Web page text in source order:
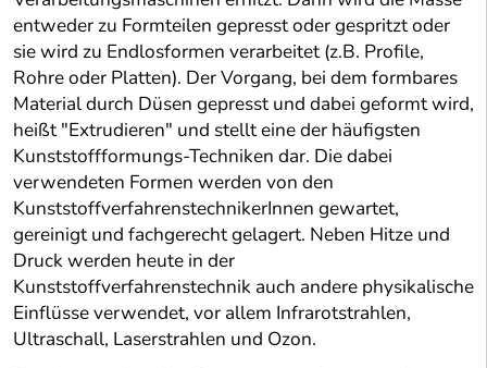
entweder zu Formteilen gepresst oder gespritzt oder
sie wird zu Endlosformen verarbeitet (z.B. Profile,
Rohre oder Platten). Der Vorgang, bei dem formbares
Material durch Düsen gepresst und dabei geformt wird,
heißt "Extrudieren" und stellt eine der häufigsten
Kunststoffformungs-Techniken dar. Die dabei
verwendeten Formen werden von den
KunststoffverfahrenstechnikerInnen gewartet,
gereinigt und fachgerecht gelagert. Neben Hitze und
Druck werden heute in der
Kunststoffverfahrenstechnik auch andere physikalische
Einflüsse verwendet, vor allem Infrarotstrahlen,
Ultraschall, Laserstrahlen und Ozon.